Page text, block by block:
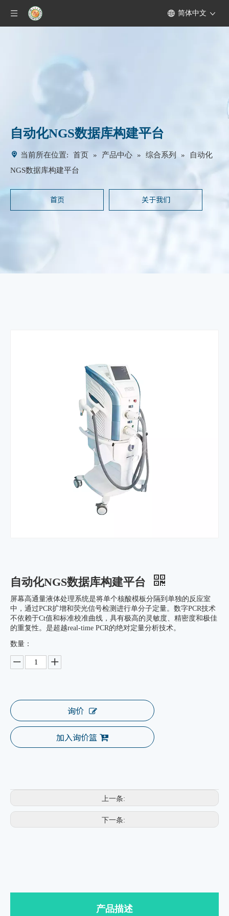
简体中文
自动化NGS数据库构建平台
当前所在位置: 首页 » 产品中心 » 综合系列 »
自动化
NGS数据库构建平台
首页 关于我们
自动化NGS数据库构建平台
屏幕高通量液体处理系统是将单个核酸模板分隔到单独的反应室
中，通过PCR扩增和荧光信号检测进行单分子定量。数字PCR技术
不依赖于Ct值和标准校准曲线，具有极高的灵敏度、精密度和极佳
的重复性。是超越real-time PCR的绝对定量分析技术。
数量：
询价
加入询价篮
上一条:
下一条:
产品描述